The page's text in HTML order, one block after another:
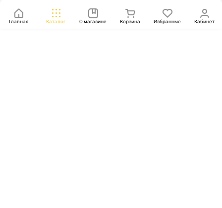
Главная Каталог О магазине Корзина Избранные Кабинет